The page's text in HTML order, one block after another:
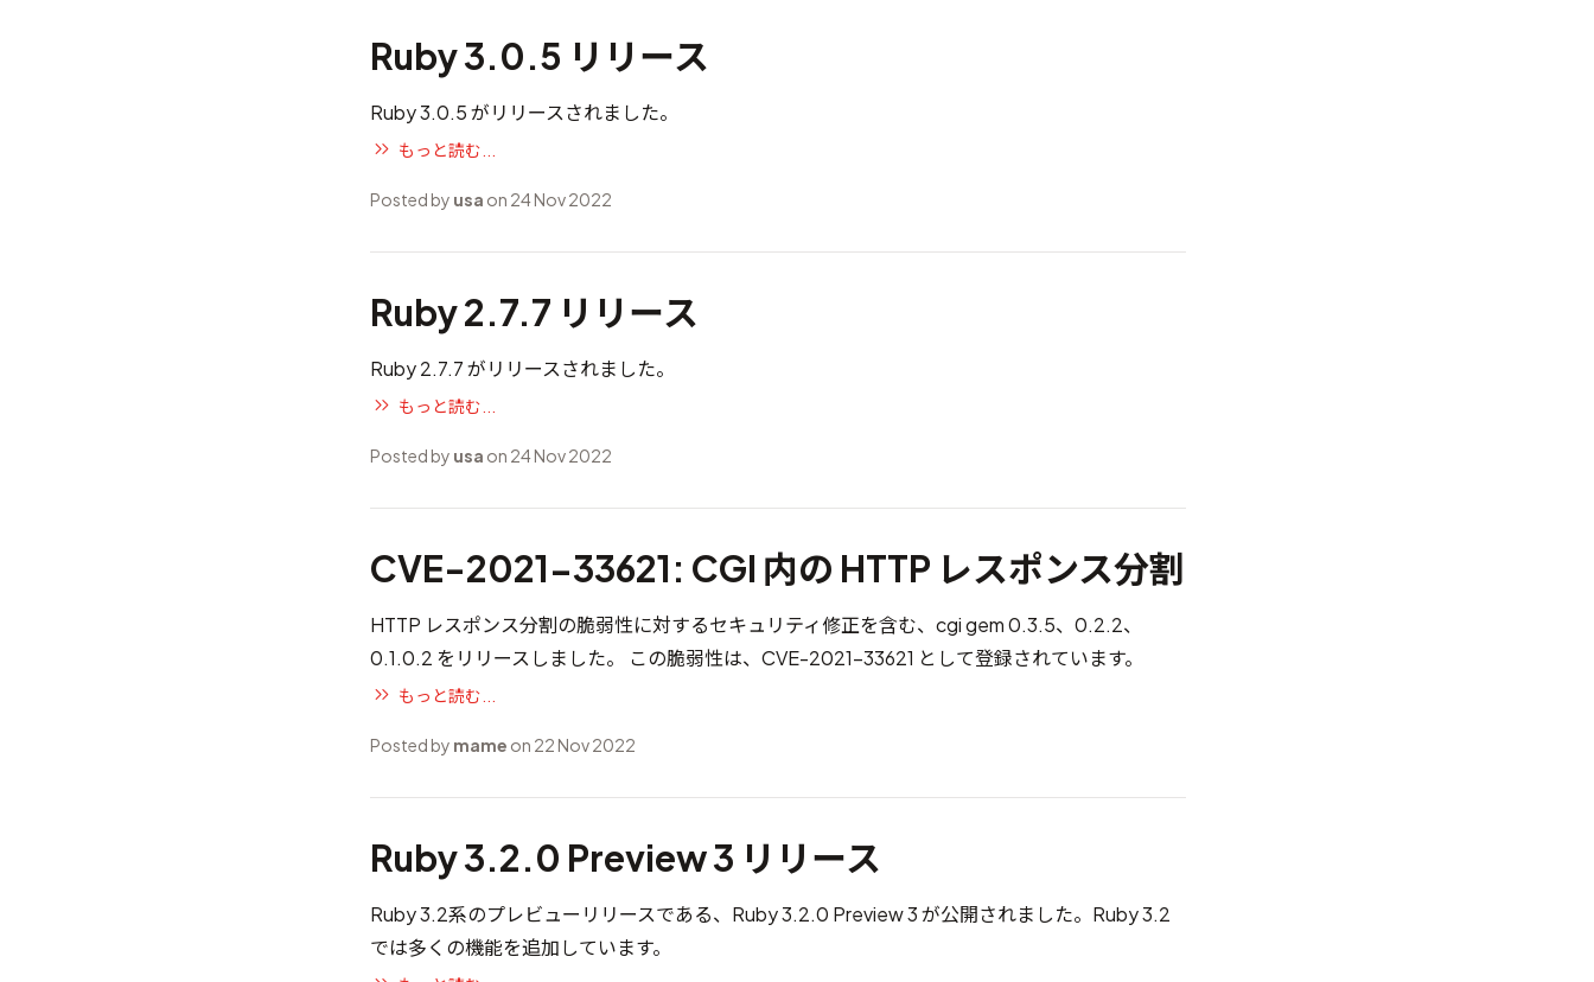
Ruby 3.0.5 リリース
Ruby 3.0.5 がリリースされました。
もっと読む...
Posted by usa on 24 Nov 2022
Ruby 2.7.7 リリース
Ruby 2.7.7 がリリースされました。
もっと読む...
Posted by usa on 24 Nov 2022
CVE-2021-33621: CGI 内の HTTP レスポンス分割
HTTP レスポンス分割の脆弱性に対するセキュリティ修正を含む、cgi gem 0.3.5、0.2.2、
0.1.0.2 をリリースしました。 この脆弱性は、 CVE-2021-33621 として登録されています。
もっと読む...
Posted by mame on 22 Nov 2022
Ruby 3.2.0 Preview 3 リリース
Ruby 3.2系のプレビューリリースである、Ruby 3.2.0 Preview 3 が公開されました。Ruby 3.2
では多くの機能を追加しています。